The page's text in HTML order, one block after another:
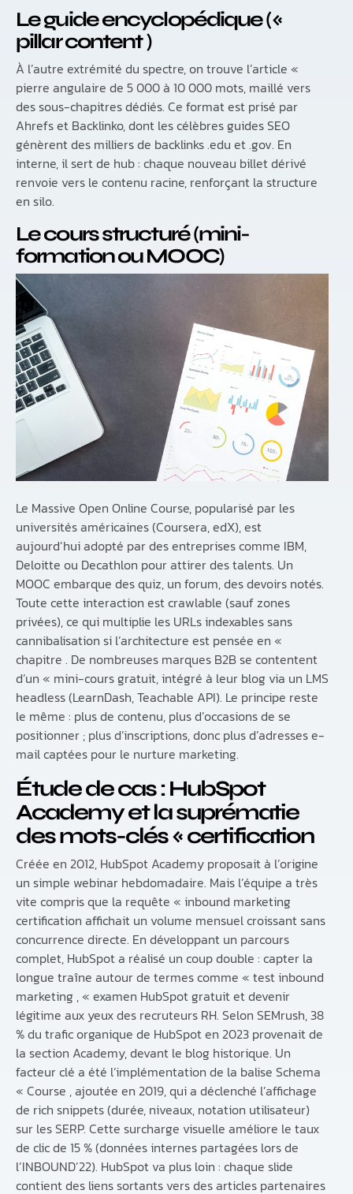
Le guide encyclopédique («
pillar content )
À l’autre extrémité du spectre, on trouve l’article «
pierre angulaire de 5 000 à 10 000 mots, maillé vers
des sous-chapitres dédiés. Ce format est prisé par
Ahrefs et Backlinko, dont les célèbres guides SEO
génèrent des milliers de backlinks .edu et .gov. En
interne, il sert de hub : chaque nouveau billet dérivé
renvoie vers le contenu racine, renforçant la structure
en silo.
Le cours structuré (mini-
formation ou MOOC)
Le Massive Open Online Course, popularisé par les
universités américaines (Coursera, edX), est
aujourd’hui adopté par des entreprises comme IBM,
Deloitte ou Decathlon pour attirer des talents. Un
MOOC embarque des quiz, un forum, des devoirs notés.
Toute cette interaction est crawlable (sauf zones
privées), ce qui multiplie les URLs indexables sans
cannibalisation si l’architecture est pensée en «
chapitre . De nombreuses marques B2B se contentent
d’un « mini-cours gratuit, intégré à leur blog via un LMS
headless (LearnDash, Teachable API). Le principe reste
le même : plus de contenu, plus d’occasions de se
positionner ; plus d’inscriptions, donc plus d’adresses e-
mail captées pour le nurture marketing.
Étude de cas : HubSpot
Academy et la suprématie
des mots-clés « certification
Créée en 2012, HubSpot Academy proposait à l’origine
un simple webinar hebdomadaire. Mais l’équipe a très
vite compris que la requête « inbound marketing
certification affichait un volume mensuel croissant sans
concurrence directe. En développant un parcours
complet, HubSpot a réalisé un coup double : capter la
longue traîne autour de termes comme « test inbound
marketing , « examen HubSpot gratuit et devenir
légitime aux yeux des recruteurs RH. Selon SEMrush, 38
% du trafic organique de HubSpot en 2023 provenait de
la section Academy, devant le blog historique. Un
facteur clé a été l’implémentation de la balise Schema
« Course , ajoutée en 2019, qui a déclenché l’affichage
de rich snippets (durée, niveaux, notation utilisateur)
sur les SERP. Cette surcharge visuelle améliore le taux
de clic de 15 % (données internes partagées lors de
l’INBOUND’22). HubSpot va plus loin : chaque slide
contient des liens sortants vers des articles partenaires